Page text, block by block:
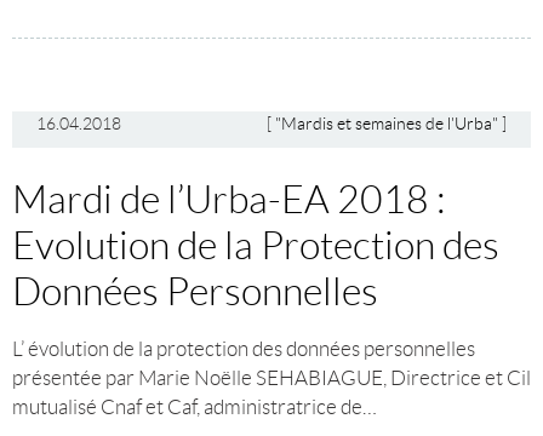
16.04.2018 "Mardis et semaines de l'Urba"
Mardi de l’Urba-EA 2018 :
Evolution de la Protection des
Données Personnelles
L’ évolution de la protection des données personnelles
présentée par Marie Noëlle SEHABIAGUE, Directrice et Cil
mutualisé Cnaf et Caf, administratrice de…